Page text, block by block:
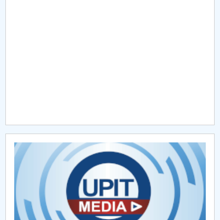
CAR2026
MENIU CANTINA
Hotarari Senat din 30 octombrie 2017
Hotarari Senat 13 iulie 2017